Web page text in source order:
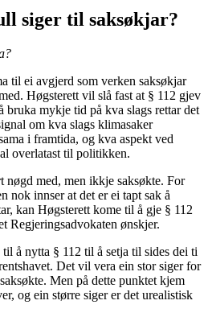
siger til saksøkjar?
til ei avgjerd som verken saksøkjar
Høgsterett vil slå fast at § 112 gjev
bruka mykje tid på kva slags rettar det
om kva slags klimasaker
i framtida, og kva aspekt ved
overlatast til politikken.
med, men ikkje saksøkte. For
nok innser at det er ei tapt sak å
kan Høgsterett kome til å gje § 112
Regjeringsadvokaten ønskjer.
å nytta § 112 til å setja til sides dei ti
Det vil vera ein stor siger for
Men på dette punktet kjem
og ein større siger er det urealistisk